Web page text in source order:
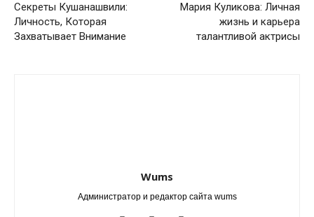
Секреты Кушанашвили:
Личность, Которая
Захватывает Внимание
Мария Куликова: Личная
жизнь и карьера
талантливой актрисы
Wums
Администратор и редактор сайта wums